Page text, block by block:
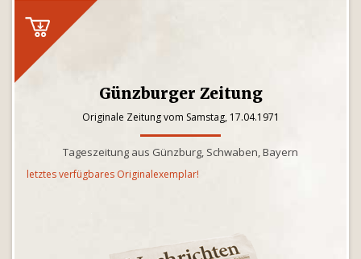
Günzburger Zeitung
Originale Zeitung vom Samstag, 17.04.1971
Tageszeitung aus Günzburg, Schwaben, Bayern
letztes verfügbares Originalexemplar!